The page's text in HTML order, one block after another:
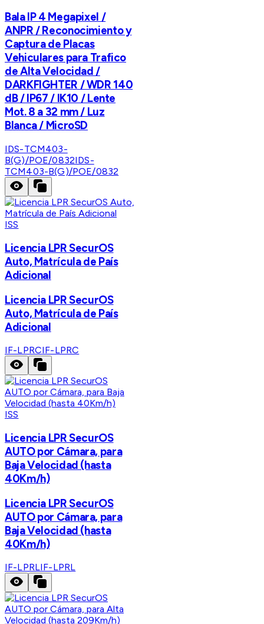
Bala IP 4 Megapixel /
ANPR / Reconocimiento y
Captura de Placas
Vehiculares para Trafico
de Alta Velocidad /
DARKFIGHTER / WDR 140
dB / IP67 / IK10 / Lente
Mot. 8 a 32 mm / Luz
Blanca / MicroSD
IDS-TCM403-
B(G)/POE/0832IDS-
TCM403-B(G)/POE/0832
ISS
Licencia LPR SecurOS
Auto, Matrícula de País
Adicional
Licencia LPR SecurOS
Auto, Matrícula de País
Adicional
IF-LPRCIF-LPRC
ISS
Licencia LPR SecurOS
AUTO por Cámara, para
Baja Velocidad (hasta
40Km/h)
Licencia LPR SecurOS
AUTO por Cámara, para
Baja Velocidad (hasta
40Km/h)
IF-LPRLIF-LPRL